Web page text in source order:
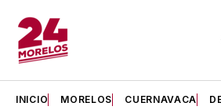
INICIO MORELOS CUERNAVACA